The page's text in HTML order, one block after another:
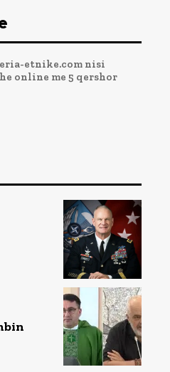
etnike.com nisi
online me 5 qershor